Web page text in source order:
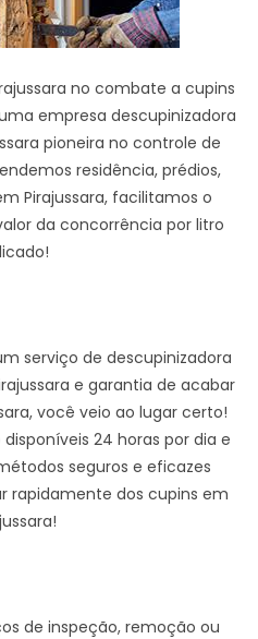
no combate a cupins
empresa descupinizadora
pioneira no controle de
residência, prédios,
Pirajussara, facilitamos o
da concorrência por litro
serviço de descupinizadora
e garantia de acabar
você veio ao lugar certo!
24 horas por dia e
seguros e eficazes
rapidamente dos cupins em
de inspeção, remoção ou